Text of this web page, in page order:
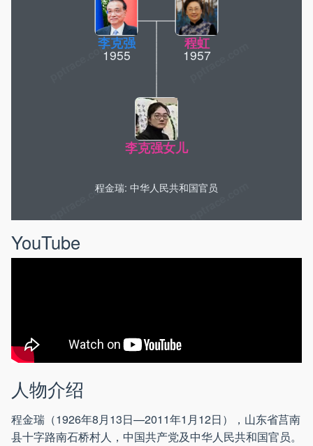
程虹
1957
李克强女儿
李克强
1955
程金瑞: 中华人民共和国官员
YouTube
人物介绍
程金瑞（1926年8月13日—2011年1月12日），山东省莒南
县十字路南石桥村人，中国共产党及中华人民共和国官员。